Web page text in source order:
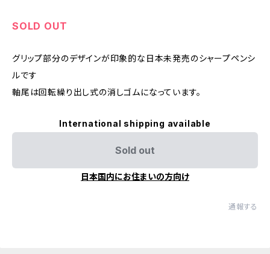
SOLD OUT
グリップ部分のデザインが印象的な日本未発売のシャープペンシ
ルです
軸尾は回転繰り出し式の消しゴムになっています。
International shipping available
Sold out
日本国内にお住まいの方向け
通報する